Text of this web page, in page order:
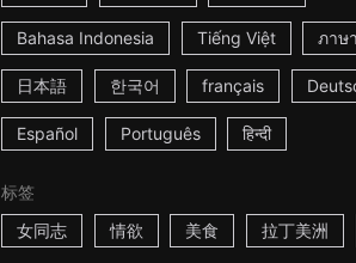
Bahasa Indonesia Tiếng Việt ภาษ
日本語 한국어 français
Español Português हिन्दी
标签
女同志
情欲 美食 拉丁美洲